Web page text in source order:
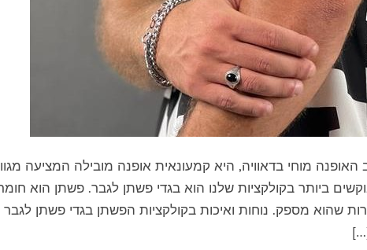
בשנת 2017 על ידי מעצב האופנה מוחי בדאוויה, היא קמעונאית אופנה מובילה המציעה
ביותר בקולקציות שלנו הוא בגדי פשתן לגבר. פשתן הוא
שהוא מספק. נוחות ואיכות בקולקציות הפשתן בגדי פשתן